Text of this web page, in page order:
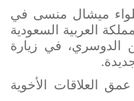
ميشال منسى في
العربية السعودية
الدوسري، في زيارة
العلاقات الأخوية